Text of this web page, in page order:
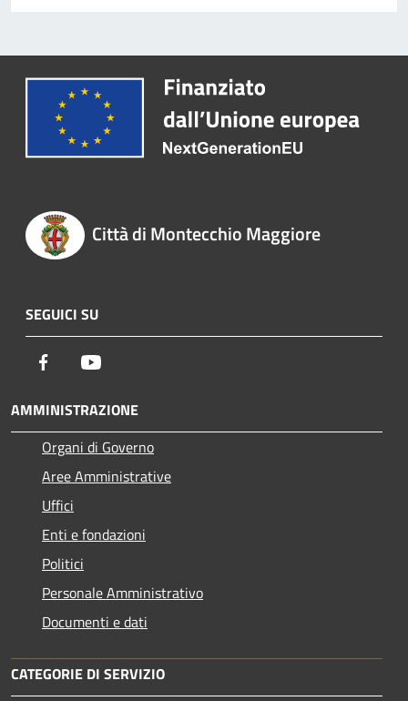
Città di Montecchio Maggiore
SEGUICI SU
Facebook
AMMINISTRAZIONE
Organi di Governo
Aree Amministrative
Uffici
Enti e fondazioni
Politici
Personale Amministrativo
Documenti e dati
CATEGORIE DI SERVIZIO